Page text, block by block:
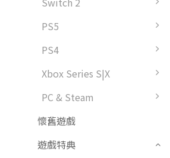
PS5
PS4
Xbox Series S|X
PC & Steam
懷舊遊戲
遊戲特典